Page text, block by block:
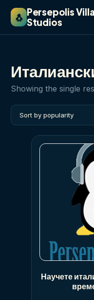
🐧 Persepolis
Studios
Showing the single
Научете